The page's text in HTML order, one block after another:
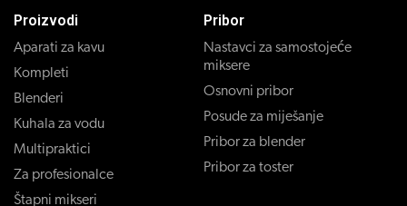
Proizvodi
Aparati za kavu
Kompleti
Blenderi
Kuhala za vodu
Multipraktici
Za profesionalce
Štapni mikseri
Pribor
Nastavci za samostojeće
miksere
Osnovni pribor
Posude za miješanje
Pribor za blender
Pribor za toster